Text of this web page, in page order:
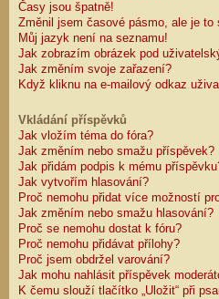
Časy jsou špatně!
Změnil jsem časové pásmo, ale je to
Můj jazyk není na seznamu!
Jak zobrazím obrázek pod
Jak změním svoje zařazení?
Když kliknu na e-mailový odkaz
Vkládání příspěvků
Jak vložím téma do fóra?
Jak změním nebo smažu příspěvek?
Jak přidám podpis k mému
Jak vytvořím hlasování?
Proč nemohu přidat více možností
Jak změním nebo smažu hlasování?
Proč se nemohu dostat k fóru?
Proč nemohu přidávat přílohy?
Proč jsem obdržel varování?
Jak mohu nahlásit příspěvek
K čemu slouží tlačítko „Uložit“ při